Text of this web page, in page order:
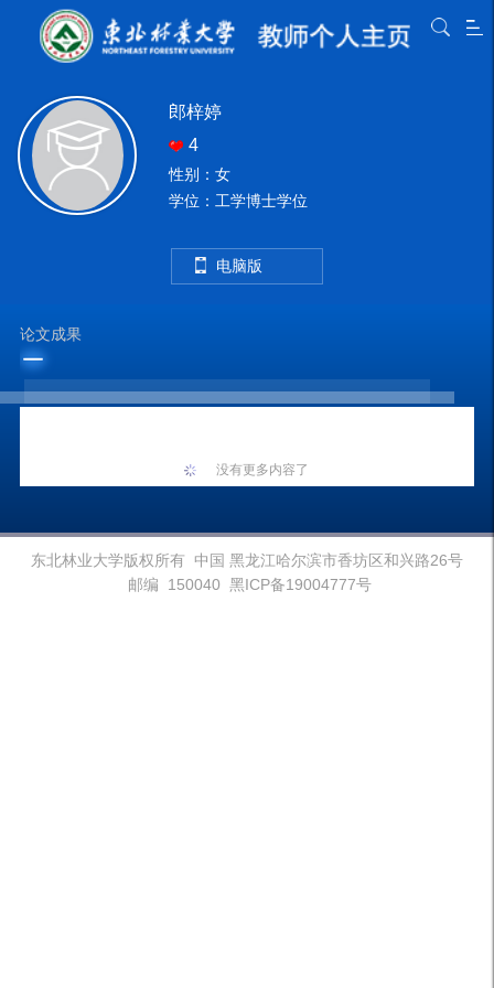
郎梓婷
4
性别：女
学位：工学博士学位
电脑版
论文成果
没有更多内容了
东北林业大学版权所有 中国 黑龙江哈尔滨市香坊区和兴路26号
邮编 150040 黑ICP备19004777号